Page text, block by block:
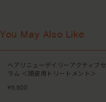
You May Also Like
ヘアリニューデイリーアクティブセ
ラム ＜頭皮用トリートメント＞
¥5,500